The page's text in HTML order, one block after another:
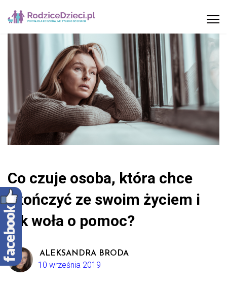
Co czuje osoba, która chce
skończyć ze swoim życiem i
jak woła o pomoc?
ALEKSANDRA BRODA
10 września 2019